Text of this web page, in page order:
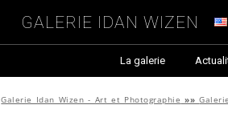
Galerie Idan Wizen
La galerie
Galerie Idan Wizen - Art et Photographie »»